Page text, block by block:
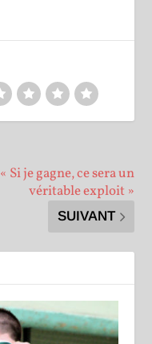
« Si je gagne, ce sera un
véritable exploit »
SUIVANT